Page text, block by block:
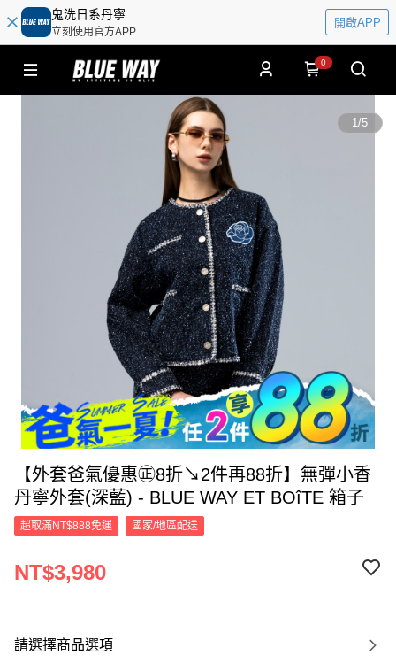
鬼洗日系丹寧
立刻使用官方APP
開啟APP
0
1/5
【外套爸氣優惠㊣8折↘2件再88折】無彈小香
丹寧外套(深藍) - BLUE WAY ET BOîTE 箱子
超取滿NT$888免運 國家/地區配送
NT$3,980
請選擇商品選項